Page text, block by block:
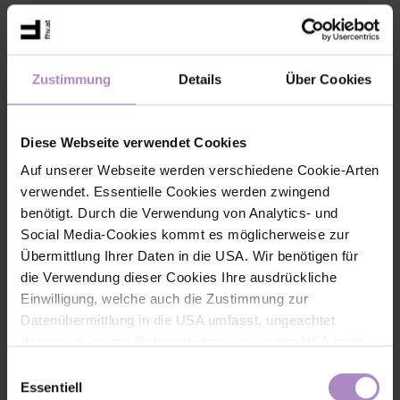
Zustimmung Details Über Cookies
Diese Webseite verwendet Cookies
Auf unserer Webseite werden verschiedene Cookie-Arten
verwendet. Essentielle Cookies werden zwingend
benötigt. Durch die Verwendung von Analytics- und
Social Media-Cookies kommt es möglicherweise zur
Übermittlung Ihrer Daten in die USA. Wir benötigen für
die Verwendung dieser Cookies Ihre ausdrückliche
Einwilligung, welche auch die Zustimmung zur
Datenübermittlung in die USA umfasst, ungeachtet
für die Rechte und Freiheiten der betroffenen Personen
Essentiell